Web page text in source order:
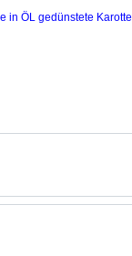
in ÖL gedünstete Karotte